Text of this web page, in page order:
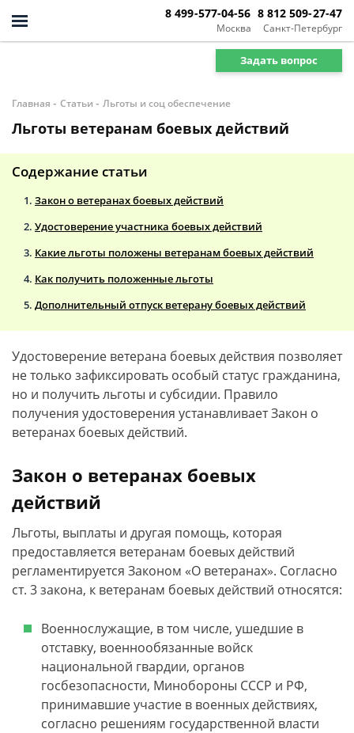
Москва
8 499-577-04-56
Санкт-Петербург
8 812 509-27-47
Задать вопрос
Главная - Статьи - Льготы и соц обеспечение
Льготы ветеранам боевых действий
Содержание статьи
Закон о ветеранах боевых действий
Удостоверение участника боевых действий
Какие льготы положены ветеранам боевых действий
Как получить положенные льготы
Дополнительный отпуск ветерану боевых действий
Удостоверение ветерана боевых действия позволяет
не только зафиксировать особый статус гражданина,
но и получить льготы и субсидии. Правило
получения удостоверения устанавливает Закон о
ветеранах боевых действий.
Закон о ветеранах боевых
действий
Льготы, выплаты и другая помощь, которая
предоставляется ветеранам боевых действий
регламентируется Законом «О ветеранах». Согласно
ст. 3 закона, к ветеранам боевых действий относятся:
Военнослужащие, в том числе, ушедшие в
отставку, военнообязанные войск
национальной гвардии, органов
госбезопасности, Минобороны СССР и РФ,
принимавшие участие в военных действиях,
согласно решениям государственной власти